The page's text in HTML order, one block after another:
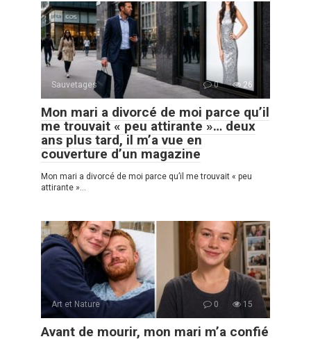
Sauvetages 0 26
Mon mari a divorcé de moi parce qu’il
me trouvait « peu attirante »… deux
ans plus tard, il m’a vue en
couverture d’un magazine
Mon mari a divorcé de moi parce qu’il me trouvait « peu
attirante »…
Art et Nature 0 15
Avant de mourir, mon mari m’a confié